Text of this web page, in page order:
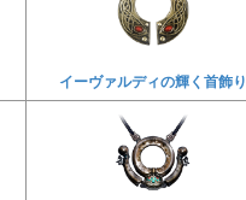
イーヴァルディの輝く首飾り